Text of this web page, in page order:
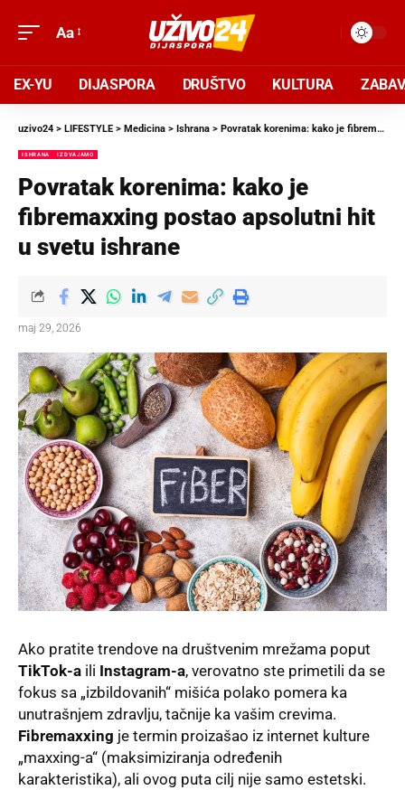
Aa
EX-YU DIJASPORA DRUŠTVO KULTURA
uzivo24 > LIFESTYLE > Medicina > Ishrana > Povratak korenima: kako je fibremaxxing postao apsolutni hit u svetu ishrane
ISHRANA IZDVAJAMO
Povratak korenima: kako je
fibremaxxing postao apsolutni hit
u svetu ishrane
maj 29, 2026
Ako pratite trendove na društvenim mrežama poput
TikTok-a ili Instagram-a, verovatno ste primetili da se
fokus sa „izbildovanih“ mišića polako pomera ka
unutrašnjem zdravlju, tačnije ka vašim crevima.
Fibremaxxing je termin proizašao iz internet kulture
„maxxing-a“ (maksimiziranja određenih
karakteristika), ali ovog puta cilj nije samo estetski.